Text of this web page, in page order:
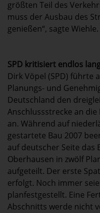
größten Teil des
muss der Ausbau des
genießen“, sagte Wiehle.
SPD kritisiert endlos
Dirk Vöpel (SPD) führte
Planungs- und
Deutschland den
Anschlussstrecke an
an. Während auf
gestartete Bau 2007
auf deutscher Seite das
Oberhausen in zwölf
aufgeteilt. Der erste
erfolgt. Noch immer
planfestgestellt. Eine
Abschnitts werde nicht